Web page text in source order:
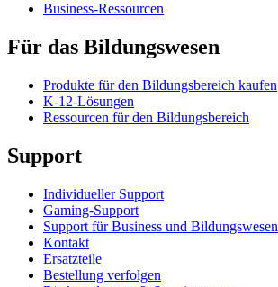
Business-Ressourcen
Für das Bildungswesen
Produkte für den Bildungsbereich kaufen
K-12-Lösungen
Ressourcen für den Bildungsbereich
Support
Individueller Support
Gaming-Support
Support für Business und Bildungswesen
Kontakt
Ersatzteile
Bestellung verfolgen